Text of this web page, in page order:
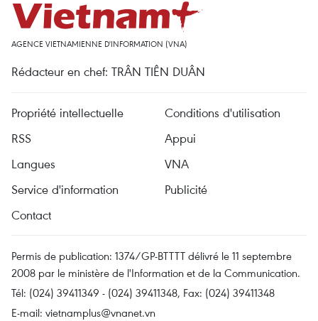
AGENCE VIETNAMIENNE D'INFORMATION (VNA)
Rédacteur en chef: TRÂN TIÊN DUÂN
Propriété intellectuelle
Conditions d'utilisation
RSS
Appui
Langues
VNA
Service d'information
Publicité
Contact
Permis de publication: 1374/GP-BTTTT délivré le 11 septembre
2008 par le ministère de l'Information et de la Communication.
Tél: (024) 39411349 - (024) 39411348, Fax: (024) 39411348
E-mail: vietnamplus@vnanet.vn